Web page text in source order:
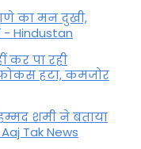
का मन दुखी,
Hindustan
कर पा रही
हटा, कमजोर
शमी ने बताया
Tak News